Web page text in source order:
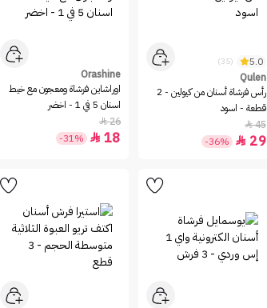
5.0
(35)
Qulen
رأس فرشاة أسنان من كيولين - 2
قطعة - اسود
45

29

-36%
Orashine
اوراشاين فرشاة ومعجون مع خيط
اسنان 5 في 1 - اخضر
26

18

-31%